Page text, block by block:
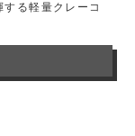
る軽量クレーコ